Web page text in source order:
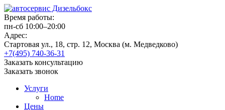
Время работы:
пн-сб 10:00–20:00
Адрес:
Стартовая ул., 18, стр. 12, Москва (м. Медведково)
+7(495) 740-36-31
Заказать консультацию
Заказать звонок
Услуги
Home
Цены